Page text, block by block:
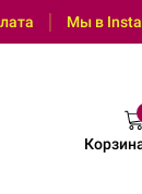
550 (Viber,
Мы в